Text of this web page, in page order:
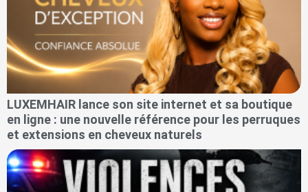
LUXEMHAIR lance son site internet et sa boutique
en ligne : une nouvelle référence pour les perruques
et extensions en cheveux naturels